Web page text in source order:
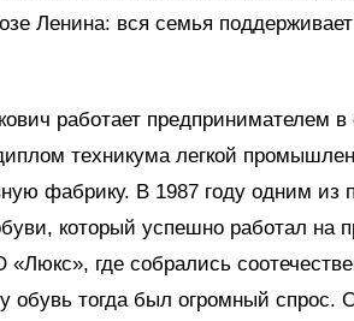
Ленина: вся семья
работает предпринимателем в
техникума легкой
фабрику. В 1987 году одним из
который успешно работал на
где собрались
обувь тогда был огромный